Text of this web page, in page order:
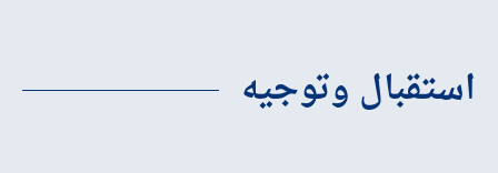
استقبال وتوجيه